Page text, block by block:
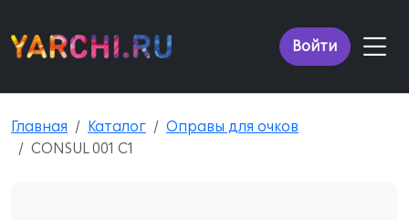
Войти
Главная Каталог
Оправы для очков
CONSUL 001 C1